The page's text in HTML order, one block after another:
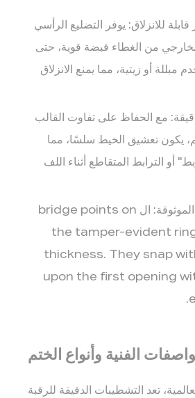
للانزلاق: يوفر التضليع الرأسي
من الغطاء قبضة قوية، حتى
مبللة أو زيتية، مما يمنع الانزلاق
مع الحفاظ على تفاوت القالب
±0.15 مم، يكون تعشيق الخيط سلسًا، مما
أو الترابط المتقاطع أثناء اللف
ال bridge points on
the tamper-evident
thickness. They snap
upon the first opening
الفنية وأنواع الختم
تعد التشطيبات الدقيقة للرقبة